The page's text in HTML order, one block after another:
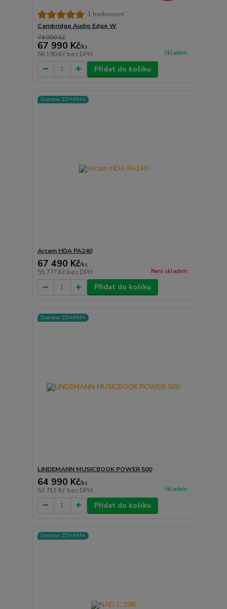
1 hodnocení
Cambridge Audio Edge W
74 990 Kč
67 990 Kč/ks
56 190 Kč bez DPH Skladem
Přidat do košíku
Doprava ZDARMA
Arcam HDA PA240
67 490 Kč/ks
55 777 Kč bez DPH Není skladem
Přidat do košíku
Doprava ZDARMA
LINDEMANN MUSICBOOK POWER 500
64 990 Kč/ks
53 711 Kč bez DPH Skladem
Přidat do košíku
Doprava ZDARMA